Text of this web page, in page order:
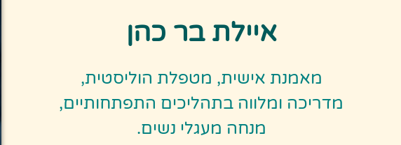
איילת בר כהן
מאמנת אישית, מטפלת הוליסטית,
מדריכה ומלווה בתהליכים התפתחותיים,
מנחה מעגלי נשים.